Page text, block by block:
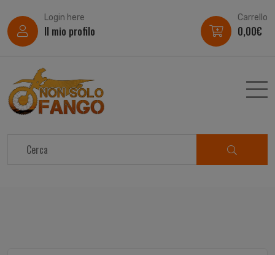
Login here
Il mio profilo
Carrello
0,00€